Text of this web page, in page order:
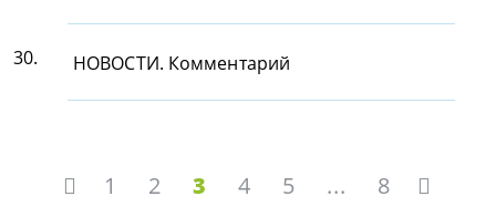
30. НОВОСТИ. Комментарий
1 2 3 4 5 ... 8